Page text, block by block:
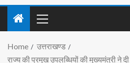
Home
उत्तराखण्ड
राज्य की प्रमुख उपलब्धियों की मुख्यमंत्री ने